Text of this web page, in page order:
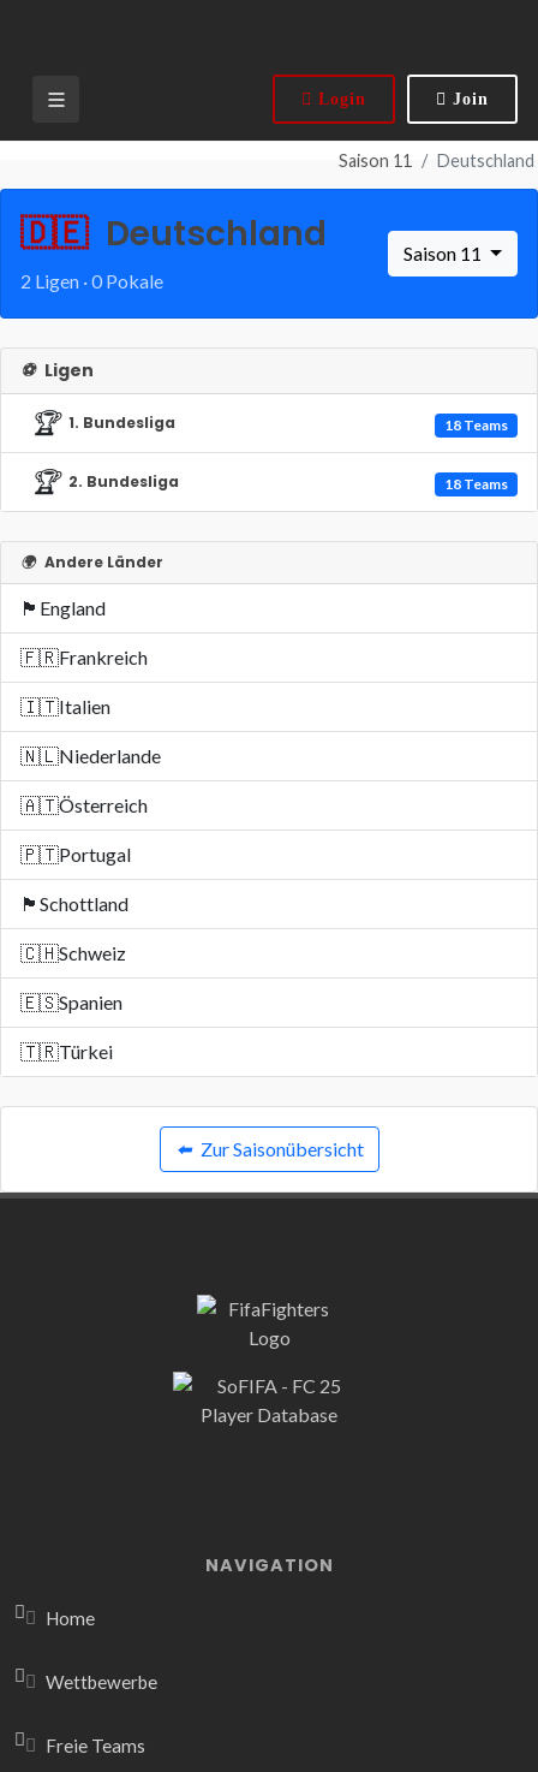
Login Join
Saison 11 Deutschland
🇩🇪 Deutschland
2 Ligen · 0 Pokale
Saison 11
⚽ Ligen
🏆 1. Bundesliga 18 Teams
🏆 2. Bundesliga 18 Teams
🌍 Andere Länder
🏴󠁧󠁢󠁥󠁮󠁧󠁿 England
🇫🇷Frankreich
🇮🇹Italien
🇳🇱Niederlande
🇦🇹Österreich
🇵🇹Portugal
🏴󠁧󠁢󠁳󠁣󠁴󠁿 Schottland
🇨🇭Schweiz
🇪🇸Spanien
🇹🇷Türkei
⬅️ Zur Saisonübersicht
NAVIGATION
Home
Wettbewerbe
Freie Teams